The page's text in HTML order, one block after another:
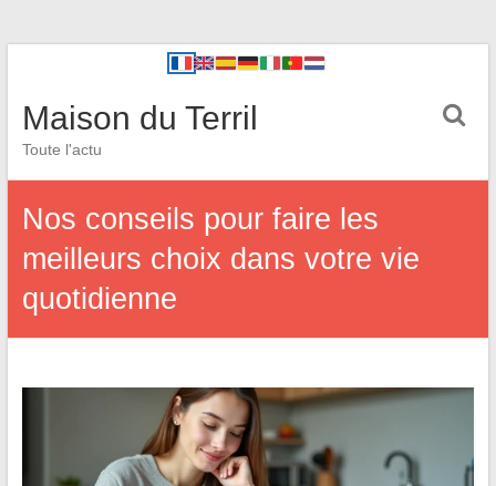
Maison du Terril
Toute l'actu
Nos conseils pour faire les
meilleurs choix dans votre vie
quotidienne